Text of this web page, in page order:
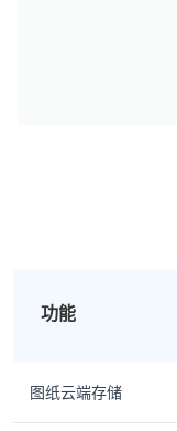
功能
图纸云端存储